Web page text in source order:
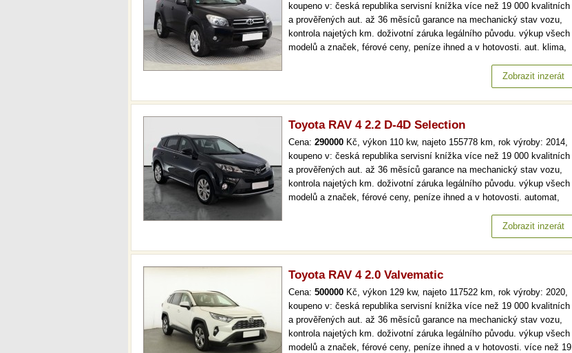
koupeno v: česká republika servisní knížka více než 19 000 kvalitních
a prověřených aut. až 36 měsíců garance na mechanický stav vozu,
kontrola najetých km. doživotní záruka legálního původu. výkup všech
modelů a značek, férové ceny, peníze ihned a v hotovosti. aut. klima,
až 36 měsíců garance na mechanický stav vozu, kontrola…Zobrazit inzerát
Toyota RAV 4 2.2 D-4D Selection
Cena: 290000 Kč, výkon 110 kw, najeto 155778 km, rok výroby: 2014,
koupeno v: česká republika servisní knížka více než 19 000 kvalitních
a prověřených aut. až 36 měsíců garance na mechanický stav vozu,
kontrola najetých km. doživotní záruka legálního původu. výkup všech
modelů a značek, férové ceny, peníze ihned a v hotovosti. automat,
až 36 měsíců garance na mechanický stav vozu, kontrola…Zobrazit inzerát
Toyota RAV 4 2.0 Valvematic
Cena: 500000 Kč, výkon 129 kw, najeto 117522 km, rok výroby: 2020,
koupeno v: česká republika servisní knížka více než 19 000 kvalitních
a prověřených aut. až 36 měsíců garance na mechanický stav vozu,
kontrola najetých km. doživotní záruka legálního původu. výkup všech
modelů a značek, férové ceny, peníze ihned a v hotovosti. více než 19